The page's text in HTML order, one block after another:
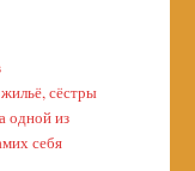
сёстры
одной из
себя